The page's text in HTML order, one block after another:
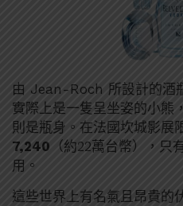
由 Jean-Roch 所設計的酒
實際上是一隻呈坐姿的小熊
則是瓶身。在法國坎城影展
7,240 （約22萬台幣），只
用。
這些世界上有名氣且昂貴的